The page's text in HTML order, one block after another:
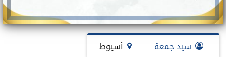
سيد جمعة أسيوط